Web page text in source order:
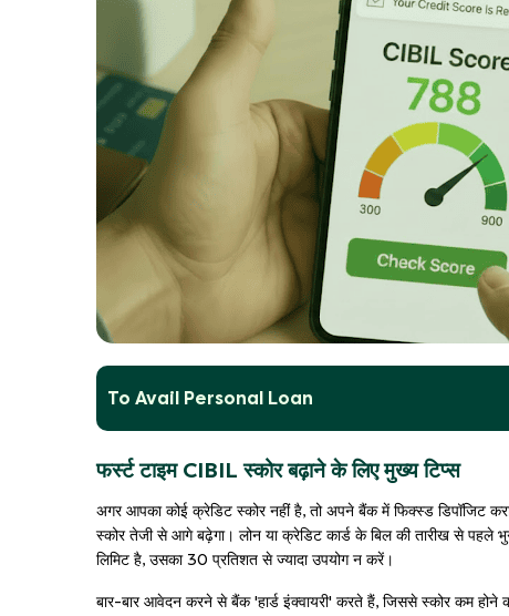
To Avail Personal Loan
फर्स्ट टाइम CIBIL स्कोर बढ़ाने के लिए मुख्य टिप्स
अगर आपका कोई क्रेडिट स्कोर नहीं है, तो अपने बैंक में फिक्स्ड डिपॉजिट
स्कोर तेजी से आगे बढ़ेगा। लोन या क्रेडिट कार्ड के बिल की तारीख से
लिमिट है, उसका 30 प्रतिशत से ज्यादा उपयोग न करें।
बार-बार आवेदन करने से बैंक 'हार्ड इंक्वायरी' करते हैं, जिससे स्कोर कम